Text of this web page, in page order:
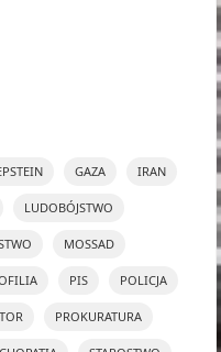
GAZA IRAN
LUDOBÓJSTWO
MOSSAD
PIS POLICJA
PROKURATURA